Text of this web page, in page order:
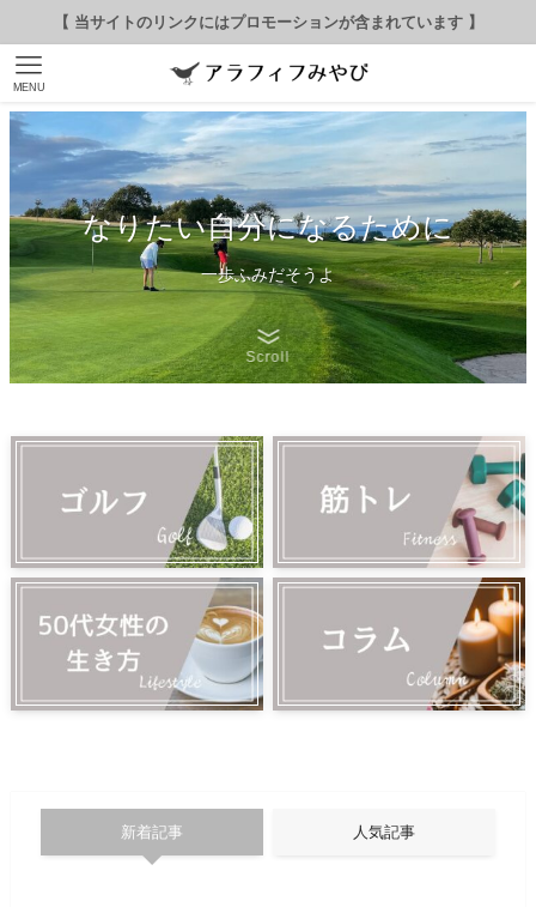
【 当サイトのリンクにはプロモーションが含まれています 】
MENU
なりたい自分になるために
一歩ふみだそうよ
さぁ、はじめてみよう
今までやってみたかったこと
ちょっと気になってたこと
やらずにあきらめてたこと
なりたい自分になるために
一歩ふみだそうよ
Scroll
新着記事 人気記事